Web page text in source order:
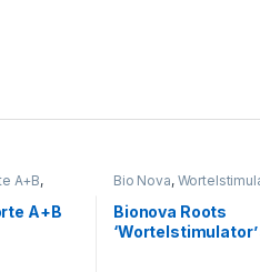
A+B,
A+B
Bio Nova,
Bionova Roots
‘Wortelstimulator’